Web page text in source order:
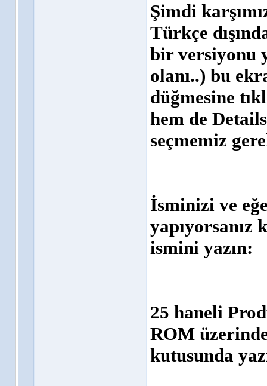
Şimdi
Türkçe
bir versiyonu
olanı..) bu
düğmesine
hem de
seçmemiz
İsminizi ve
yapıyorsanız
ismini yazın:
25 haneli
ROM
kutusunda